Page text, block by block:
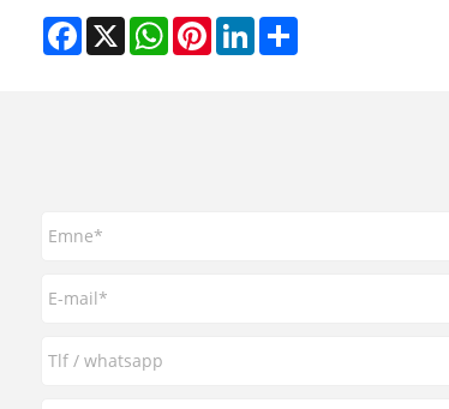
Facebook
X WhatsAppPinterestLinkedInShare